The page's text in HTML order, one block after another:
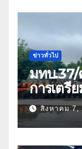
ข่าวทั่วไป
มทบ.37/
การเตรี
ด้านการ
สิงหาคม 7,